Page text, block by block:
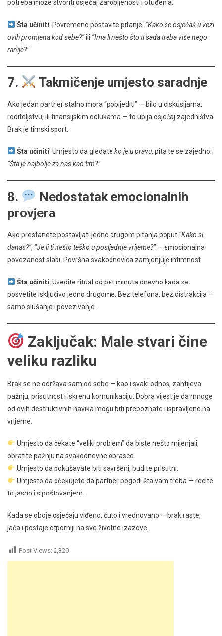
potreba može stvoriti osjećaj zarobljenosti i otuđenja.
Šta učiniti: Povremeno postavite pitanje: “Kako se osjećaš u vezi
ovih promjena kod sebe?”ili “Ima li nešto što ti sada treba više nego
ranije?”
7. Takmičenje umjesto saradnje
Ako jedan partner stalno mora “pobijediti” — bilo u diskusijama,
roditeljstvu, ili finansijskim odlukama — to ubija osjećaj zajedništva.
Brak je timski sport.
Šta učiniti: Umjesto da gledate ko je u pravu, pitajte se zajedno:
“Šta je najbolje za nas kao tim?”
8.
Nedostatak emocionalnih
provjera
Ako prestanete postavljati jedno drugom pitanja poput “Kako si
danas?”, “Je li ti nešto teško u posljednje vrijeme?”— emocionalna
povezanost slabi. Površna svakodnevica zamjenjuje intimnost.
Šta učiniti: Uvedite ritual od pet minuta dnevno kada se
posvetite isključivo jedno drugome. Bez telefona, bez distrakcija —
samo slušanje i povezivanje.
Zaključak: Male stvari čine
veliku razliku
Brak se ne održava sam od sebe — kao i svaki odnos, zahtijeva
pažnju, prisutnost i iskrenu komunikaciju. Dobra vijest je da mnoge
od ovih destruktivnih navika mogu biti prepoznate i ispravljene na
vrijeme.
Umjesto da čekate “veliki problem” da biste nešto mijenjali,
obratite pažnju na svakodnevne obrasce.
Umjesto da pokušavate biti savršeni, budite prisutni.
Umjesto da očekujete da partner pogodi šta vam treba — recite
to jasno i s poštovanjem.
Kada se oboje osjećaju viđeno, čuto i vrednovano — brak raste,
jača i postaje otporniji na sve životne izazove.
Post Views: 2,320